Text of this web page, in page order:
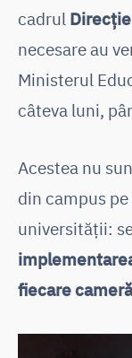
cadrul
necesare au
Ministerul
câteva luni,
Acestea nu
din campus
universității:
fiecare